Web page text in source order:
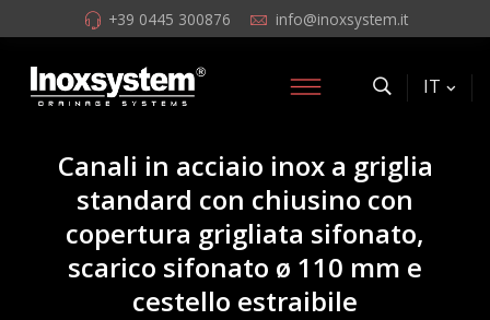
+39 0445 300876 info@inoxsystem.it
IT
Canali in acciaio inox a griglia
standard con chiusino con
copertura grigliata sifonato,
scarico sifonato ø 110 mm e
cestello estraibile